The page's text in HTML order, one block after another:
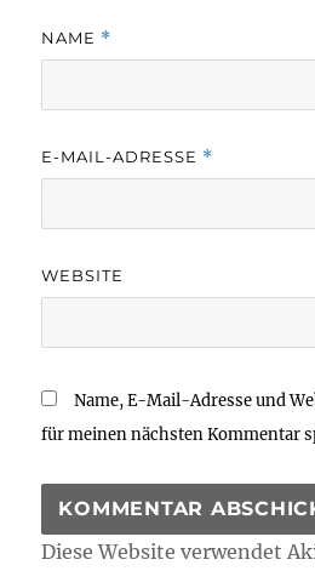
NAME *
E-MAIL-ADRESSE *
WEBSITE
Name, E-Mail-Adresse und
für meinen nächsten Kommentar
Diese Website verwendet